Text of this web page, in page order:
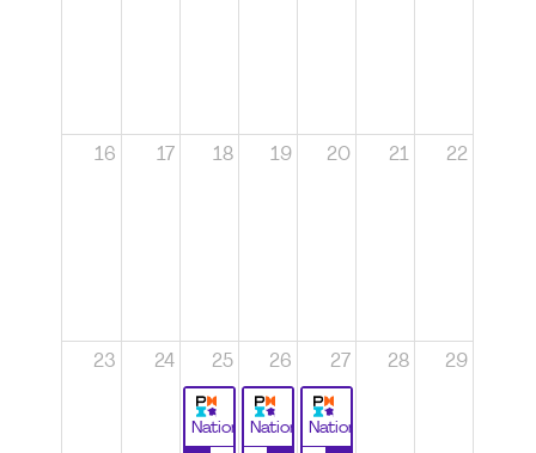
16 17 18 19 20 21 22
23 24 25
National
26
National
27
National
28 29